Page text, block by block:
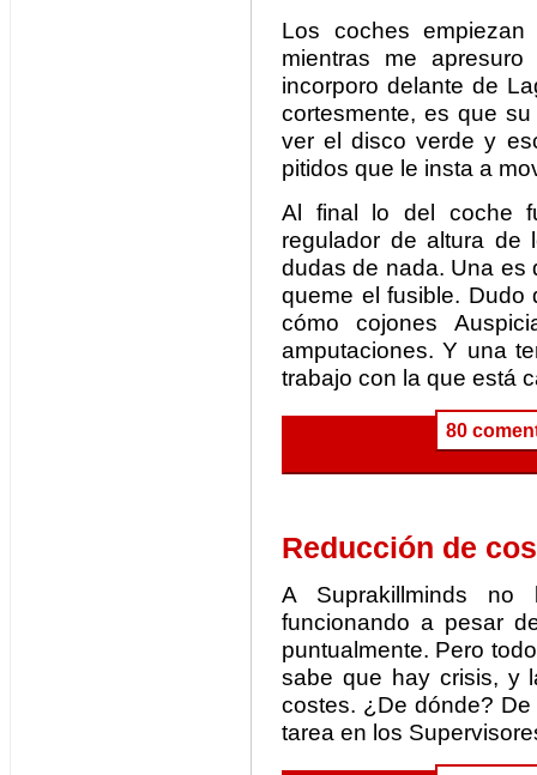
Los coches
mientras me
incorporo delante de
cortesmente, es que
ver el disco verde y
pitidos que le insta a
Al final lo del coche
regulador de altura de
dudas de nada. Una es
queme el fusible. Dudo
cómo cojones
amputaciones. Y una
trabajo con la que está
80
Reducción de
A Suprakillminds
funcionando a pesar
puntualmente. Pero
sabe que hay crisis, y
costes. ¿De dónde?
tarea en los